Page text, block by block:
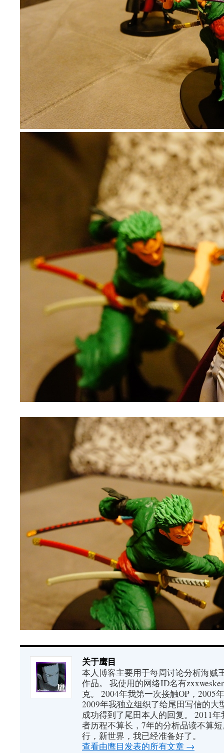
关于鹰目
本人博客主要用于每周讨论分析海贼
作品。 我使用的网络ID名有
克。 2004年我第一次接触OP，2005
2009年我独立组织了给尾田写信的大
成功得到了尾田本人的回复。 2011
者历程不算长，7年的分析品读不算
行，新世界，我已经准备好了。
查看由鹰目发表的所有文章 →